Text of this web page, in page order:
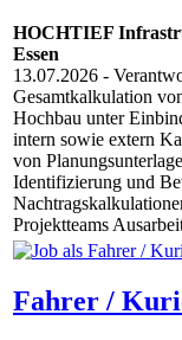
HOCHTIEF
Essen
13.07.2026 -
Gesamtkalkulation
Hochbau unter
intern sowie extern
von
Identifizierung und
Projektteams
Fahrer /